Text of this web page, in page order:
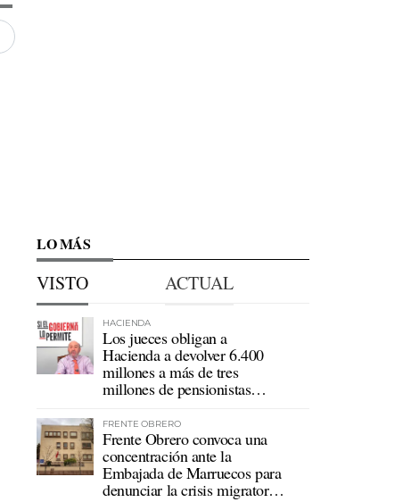
LO MÁS
VISTO ACTUAL
HACIENDA
Los jueces obligan a
Hacienda a devolver 6.400
millones a más de tres
millones de pensionistas
FRENTE OBRERO
Frente Obrero convoca una
concentración ante la
Embajada de Marruecos para
denunciar la crisis migratoria